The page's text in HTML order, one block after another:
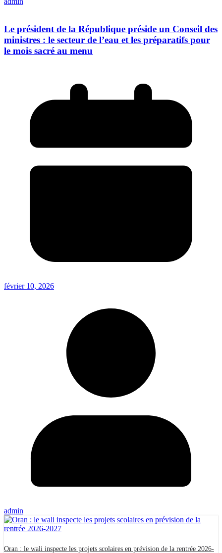
Le président de la République préside un Conseil des
ministres : le secteur de l’eau et les préparatifs pour
le mois sacré au menu
février 10, 2026
admin
Oran : le wali inspecte les projets scolaires en prévision de la rentrée 2026-